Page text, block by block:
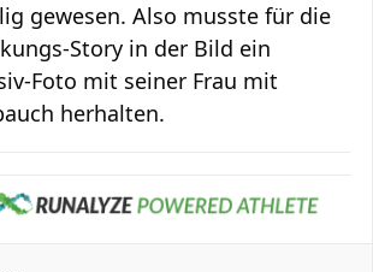
gewesen. Also musste für die
Story in der Bild ein
Foto mit seiner Frau mit
herhalten.